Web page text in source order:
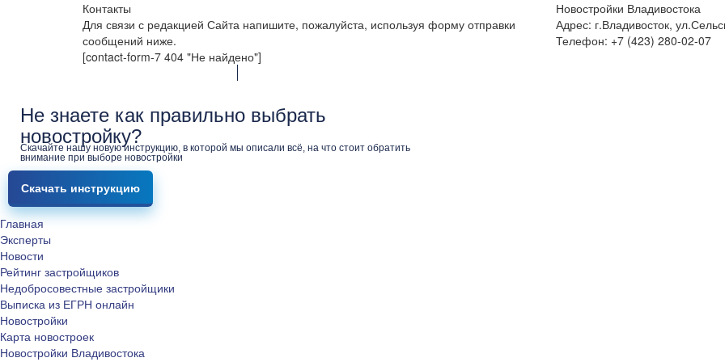
Контакты
Для связи с редакцией Сайта напишите, пожалуйста, используя форму отправки
сообщений ниже.
[contact-form-7 404 "Не найдено"]
Новостройки Владивостока
Адрес: г.Владивосток,
Телефон: +7 (423) 280-02-07
Не знаете как правильно выбрать
новостройку?
Скачайте нашу новую инструкцию, в которой мы описали всё, на что стоит обратить
внимание при выборе новостройки
Скачать инструкцию
Главная
Эксперты
Новости
Рейтинг застройщиков
Недобросовестные застройщики
Выписка из ЕГРН онлайн
Новостройки
Карта новостроек
Новостройки Владивостока